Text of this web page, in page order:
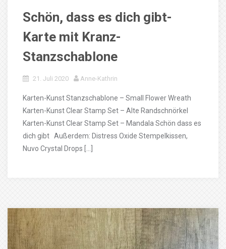
Schön, dass es dich gibt-
Karte mit Kranz-
Stanzschablone
21. Juli 2020 Anne-Kathrin
Karten-Kunst Stanzschablone – Small Flower Wreath
Karten-Kunst Clear Stamp Set – Alte Randschnörkel
Karten-Kunst Clear Stamp Set – Mandala Schön dass es
dich gibt Außerdem: Distress Oxide Stempelkissen,
Nuvo Crystal Drops […]